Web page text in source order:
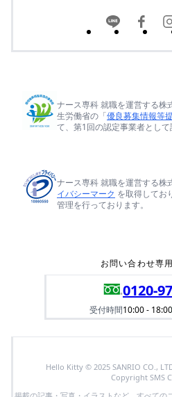
ナース専科 就職を運営する株
生労働省の「優良募集情報等
て、第1回の認定事業者として
ナース専科 就職を運営する株
イバシーマーク を取得してお
管理を行っております。
お問い合わせ専
0120-
受付時間10:00 - 18:00
Hello Kitty © 2025 SANRIO CO.,
Copyright SMS